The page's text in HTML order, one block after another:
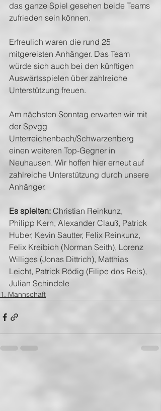
das ganze Spiel gesehen beide Teams
zufrieden sein können.
Erfreulich waren die rund 25
mitgereisten Anhänger. Das Team
würde sich auch bei den künftigen
Auswärtsspielen über zahlreiche
Unterstützung freuen.
Am nächsten Sonntag erwarten wir mit
der Spvgg
Unterreichenbach/Schwarzenberg
einen weiteren Top-Gegner in
Neuhausen. Wir hoffen hier erneut auf
zahlreiche Unterstützung durch unsere
Anhänger.
Es spielten: Christian Reinkunz,
Philipp Kern, Alexander Clauß, Patrick
Huber, Kevin Sautter, Felix Reinkunz,
Felix Kreibich (Norman Seith), Lorenz
Williges (Jonas Dittrich), Matthias
Leicht, Patrick Rödig (Filipe dos Reis),
Julian Schindele
1. Mannschaft